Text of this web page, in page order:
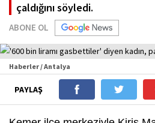
çaldığını söyledi.
ABONE OL
Haberler / Antalya
PAYLAŞ